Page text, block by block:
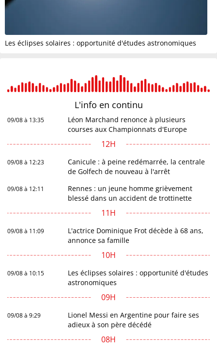
Les éclipses solaires : opportunité d'études astronomiques
L'info en continu
09/08 à 13:35
Léon Marchand renonce à plusieurs
courses aux Championnats d'Europe
12H
09/08 à 12:23
Canicule : à peine redémarrée, la centrale
de Golfech de nouveau à l'arrêt
09/08 à 12:11
Rennes : un jeune homme grièvement
blessé dans un accident de trottinette
11H
09/08 à 11:09
L'actrice Dominique Frot décède à 68 ans,
annonce sa famille
10H
09/08 à 10:15
Les éclipses solaires : opportunité d'études
astronomiques
09H
09/08 à 9:29
Lionel Messi en Argentine pour faire ses
adieux à son père décédé
08H